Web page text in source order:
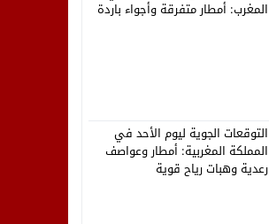
المغرب: أمطار متفرقة وأجواء باردة
التوقعات الجوية ليوم الأحد في
المملكة المغربية: أمطار وعواصف
رعدية وهبات رياح قوية